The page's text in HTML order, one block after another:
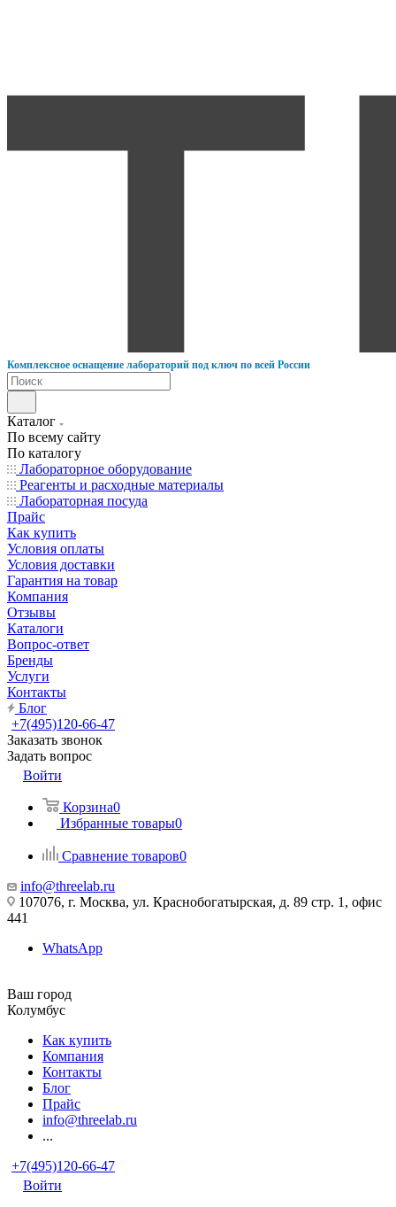
Комплексное оснащение лабораторий под ключ по всей России
Каталог
По всему сайту
По каталогу
Лабораторное оборудование
Реагенты и расходные материалы
Лабораторная посуда
Прайс
Как купить
Условия оплаты
Условия доставки
Гарантия на товар
Компания
Отзывы
Каталоги
Вопрос-ответ
Бренды
Услуги
Контакты
Блог
+7(495)120-66-47
Заказать звонок
Задать вопрос
Войти
Корзина0
Избранные товары0
Сравнение товаров0
info@threelab.ru
107076, г. Москва, ул. Краснобогатырская, д. 89 стр. 1, офис
441
WhatsApp
Ваш город
Колумбус
Как купить
Компания
Контакты
Блог
Прайс
info@threelab.ru
...
+7(495)120-66-47
Войти